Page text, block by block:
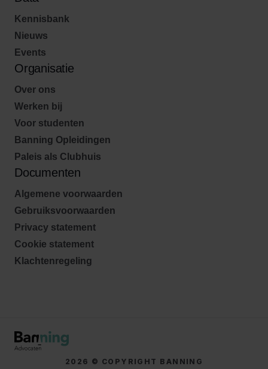
Kennisbank
Nieuws
Events
Organisatie
Over ons
Werken bij
Voor studenten
Banning Opleidingen
Paleis als Clubhuis
Documenten
Algemene voorwaarden
Gebruiksvoorwaarden
Privacy statement
Cookie statement
Klachtenregeling
2026 © COPYRIGHT BANNING